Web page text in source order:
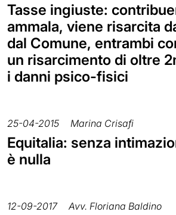
Tasse ingiuste:
ammala, viene risarcita
dal Comune, entrambi
un risarcimento di oltre
i danni psico-fisici
25-04-2015 Marina Crisafi
Equitalia: senza
è nulla
12-09-2017 Avv. Floriana Baldino